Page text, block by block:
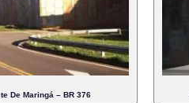
De Maringá – BR 376